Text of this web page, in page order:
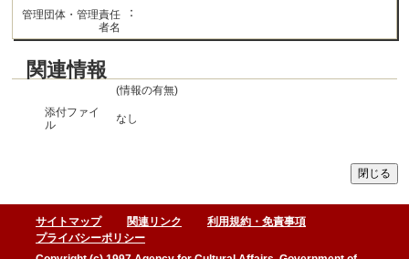
管理団体・管理責任
者名
：
関連情報
(情報の有無)
添付ファイ
ル
なし
サイトマップ 関連リンク
利用規約・免責事項
プライバシーポリシー